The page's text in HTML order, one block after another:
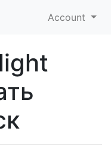
Account